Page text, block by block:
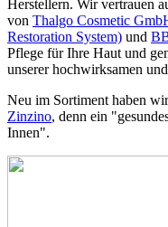
Herstellern. Wir vertrauen
von Thalgo Cosmetic
Restoration System) und
Pflege für Ihre Haut und
unserer hochwirksamen
Neu im Sortiment haben
Zinzino, denn ein
Innen".